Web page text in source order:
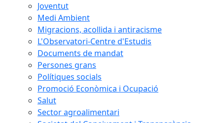
Joventut
Medi Ambient
Migracions, acollida i antiracisme
L'Observatori-Centre d'Estudis
Documents de mandat
Persones grans
Polítiques socials
Promoció Econòmica i Ocupació
Salut
Sector agroalimentari